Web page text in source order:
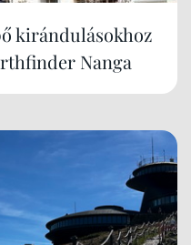
kirándulásokhoz
Nanga